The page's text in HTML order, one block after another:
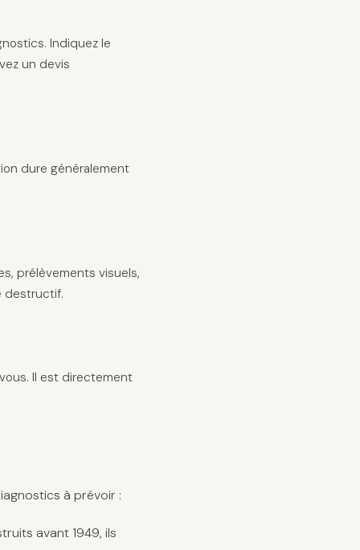
Indiquez le
un devis
dure généralement
prélèvements visuels,
destructif.
Il est directement
à prévoir :
avant 1949, ils